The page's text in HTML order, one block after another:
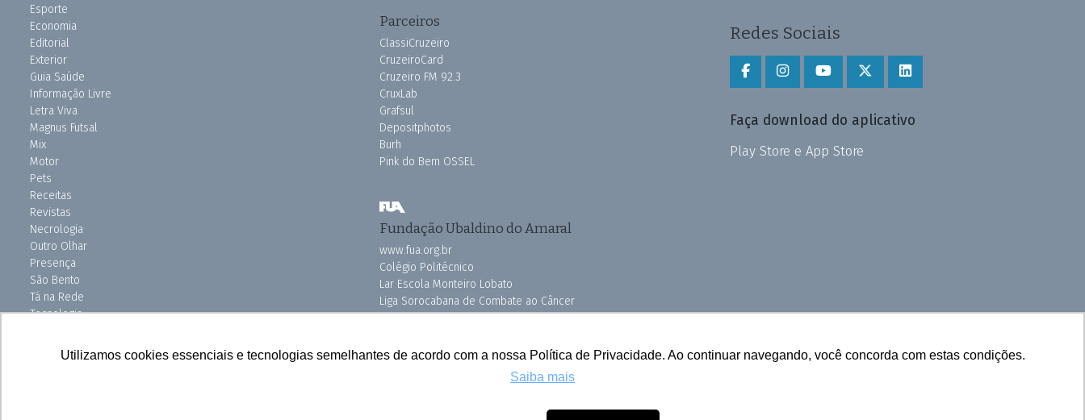
Utilizamos cookies essenciais e tecnologias semelhantes de acordo com a nossa Política de Privacidade. Ao continuar navegando, você concorda com estas condições.
Saiba mais
Esporte
Economia
Editorial
Exterior
Guia Saúde
Informação Livre
Letra Viva
Magnus Futsal
Mix
Motor
Pets
Receitas
Revistas
Necrologia
Outro Olhar
Presença
São Bento
Tá na Rede
Tecnologia
Uniso Ciência
Parceiros
ClassiCruzeiro
CruzeiroCard
Cruzeiro FM 92.3
CruxLab
Grafsul
Depositphotos
Burh
Pink do Bem OSSEL
Fundação Ubaldino do Amaral
www.fua.org.br
Colégio Politécnico
Lar Escola Monteiro Lobato
Liga Sorocabana de Combate ao Câncer
Vila dos Velhinhos
Redes Sociais
Faça download do aplicativo
Play Store e App Store